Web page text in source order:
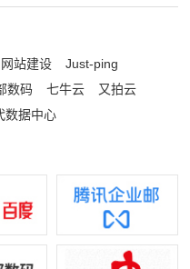
站建设
Just-ping
数码 七牛云
又拍云
数据中心